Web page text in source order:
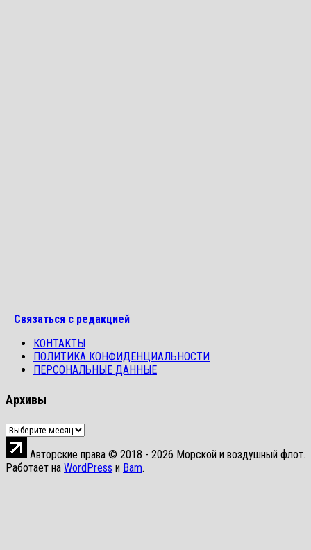
Связаться с редакцией
КОНТАКТЫ
ПОЛИТИКА КОНФИДЕНЦИАЛЬНОСТИ
ПЕРСОНАЛЬНЫЕ ДАННЫЕ
Архивы
Архивы
Авторские права © 2018 - 2026 Морской и воздушный флот.
Работает на WordPress и Bam.